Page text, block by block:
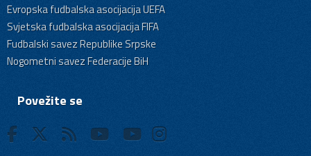
Evropska fudbalska asocijacija UEFA
Svjetska fudbalska asocijacija FIFA
Fudbalski savez Republike Srpske
Nogometni savez Federacije BiH
Povežite se